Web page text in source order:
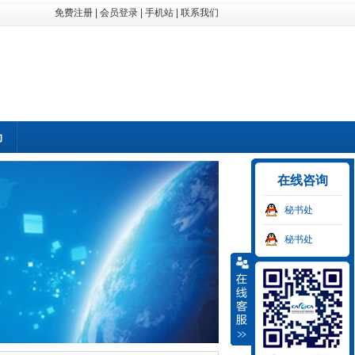
免费注册 会员登录 手机站 联系我们
在线咨询
秘书处
秘书处